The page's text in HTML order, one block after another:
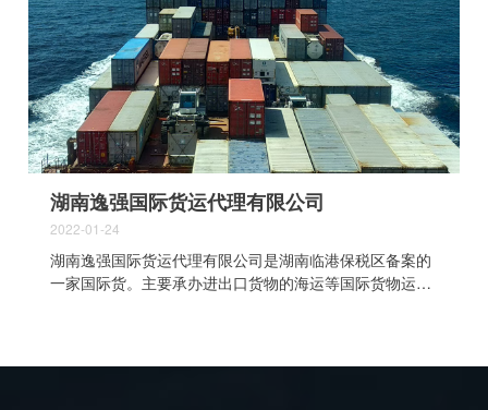
要求较为严格，客户需提供运输条件鉴定才能承运，为此
业务员指导客户将货物样品发到上海化工研究院进行检
测，取得运输条件鉴定。 5、《货物运输条件鉴定书》
送样及注意事项1.送检样品数量：一般要求固体30～50
克；液体：50～70毫升。对于个别需要追加试验的情况会
另行通知送样（如自热试验约1kg，固体氧化剂试验约
200g，液体金属腐蚀试验约3.5L等），样品包装上应标明
样品名称及送检单位名称。为了便于核查，我中心对于来
样均需保留，不予退还（如贵重或特殊的样品...
湖南逸强国际货运代理有限公司
2022-01-24
湖南逸强国际货运代理有限公司是湖南临港保税区备案的
一家国际货。主要承办进出口货物的海运等国际货物运输
际货运代理公司，我们致力于不断完善自身各种服务平台